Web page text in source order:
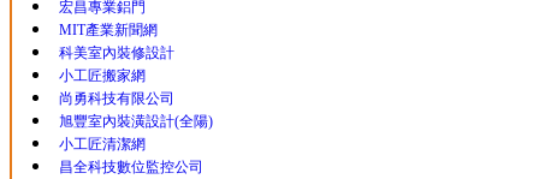
宏昌專業鋁門
MIT產業新聞網
科美室內裝修設計
小工匠搬家網
尚勇科技有限公司
旭豐室內裝潢設計(全陽)
小工匠清潔網
昌全科技數位監控公司